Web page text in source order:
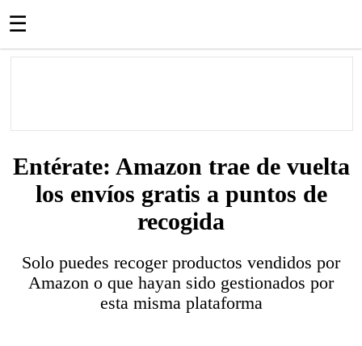
☰
Entérate: Amazon trae de vuelta
los envíos gratis a puntos de
recogida
Solo puedes recoger productos vendidos por
Amazon o que hayan sido gestionados por
esta misma plataforma